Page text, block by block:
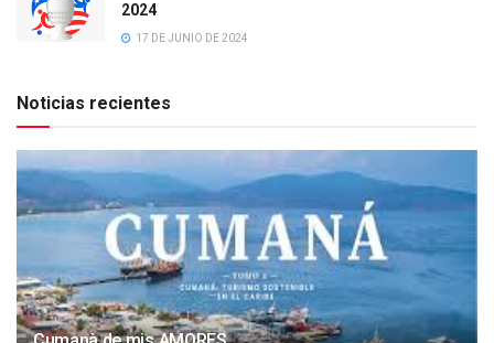
2024
17 DE JUNIO DE 2024
Noticias recientes